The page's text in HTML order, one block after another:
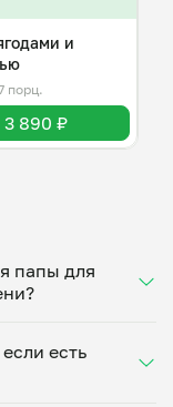
и
порц.
3 890 ₽
папы для
свежее
прямо с плиты.
есть